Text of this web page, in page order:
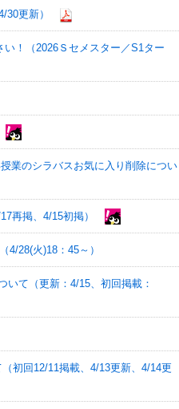
更新）
い！（2026Ｓセメスター／S1ター
業のシラバスお気に入り削除につい
再掲、4/15初掲）
4/28(火)18：45～）
いて（更新：4/15、初回掲載：
初回12/11掲載、4/13更新、4/14更